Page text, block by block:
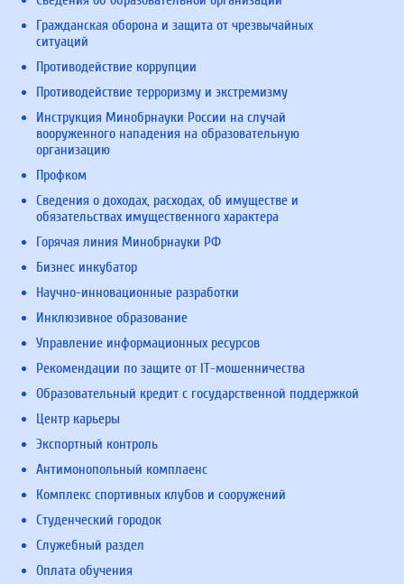
Гражданская оборона и защита от чрезвычайных
ситуаций
Противодействие коррупции
Противодействие терроризму и экстремизму
Инструкция Минобрнауки России на случай
вооруженного нападения на образовательную
организацию
Профком
Сведения о доходах, расходах, об имуществе и
обязательствах имущественного характера
Горячая линия Минобрнауки РФ
Бизнес инкубатор
Научно-инновационные разработки
Инклюзивное образование
Управление информационных ресурсов
Рекомендации по защите от IT-мошенничества
Образовательный кредит с государственной поддержкой
Центр карьеры
Экспортный контроль
Антимонопольный комплаенс
Комплекс спортивных клубов и сооружений
Студенческий городок
Служебный раздел
Оплата обучения